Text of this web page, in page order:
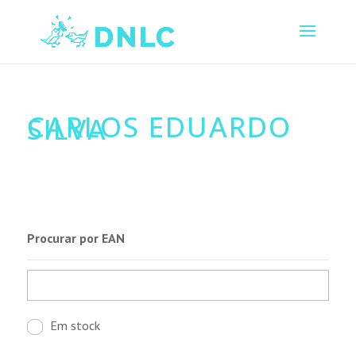
CARLOS EDUARDO
SILVA
Procurar por EAN
Em stock